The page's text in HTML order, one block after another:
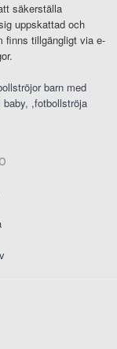
säkerställa
uppskattad och
finns tillgängligt via e-
barn med
baby ,fotbollströja